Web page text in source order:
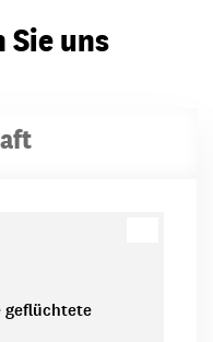
uns
geflüchtete